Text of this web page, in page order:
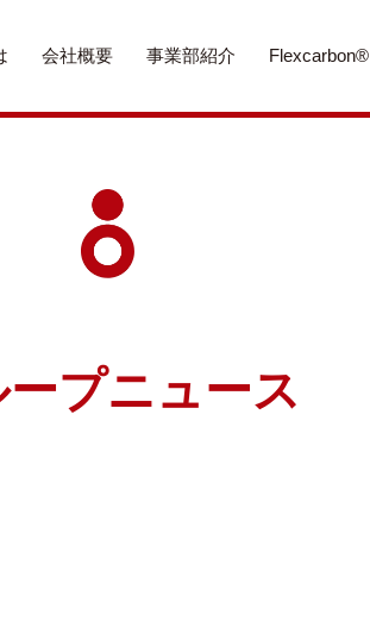
会社概要 事業部紹介 Flexcarbon®
プニュース